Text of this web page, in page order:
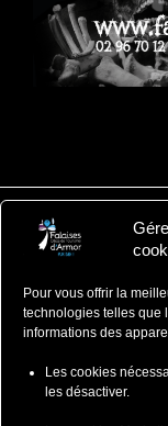
Pour vous offrir la
technologies telles que
informations des
Les cookies
les désactiver.
Falaises
ZA du Ponlo, 22290
Côtes d'Armor -
: 02 96 70 12 47